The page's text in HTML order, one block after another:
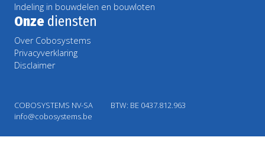
Indeling in bouwdelen en bouwloten
Onze diensten
Over Cobosystems
Privacyverklaring
Disclaimer
COBOSYSTEMS NV-SA
BTW: BE 0437.812.963
info@cobosystems.be